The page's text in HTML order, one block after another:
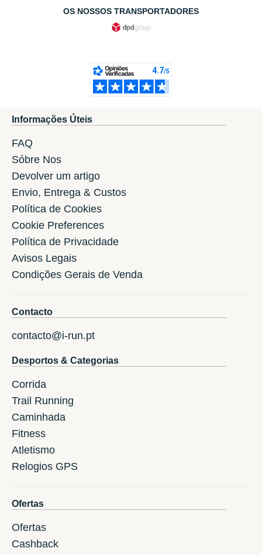
OS NOSSOS TRANSPORTADORES
Informações Úteis
FAQ
Sóbre Nos
Devolver um artigo
Envio, Entrega & Custos
Política de Cookies
Cookie Preferences
Política de Privacidade
Avisos Legais
Condições Gerais de Venda
Contacto
contacto@i-run.pt
Desportos & Categorias
Corrida
Trail Running
Caminhada
Fitness
Atletismo
Relogios GPS
Ofertas
Ofertas
Cashback